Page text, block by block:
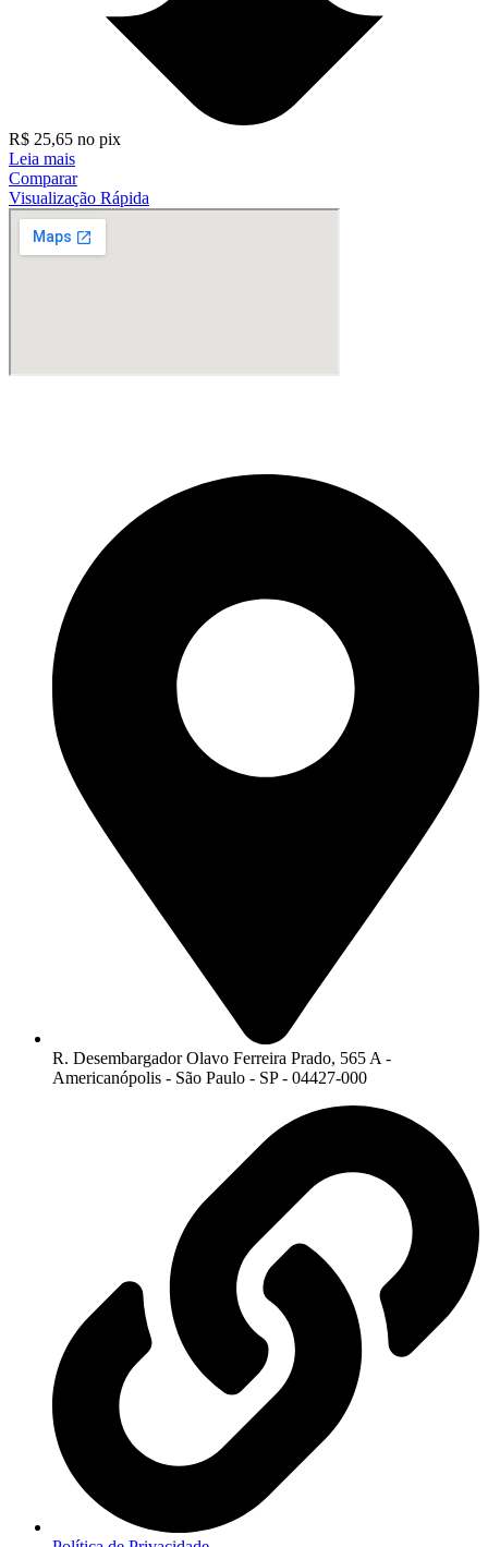
R$ 25,65 no pix
Leia mais
Comparar
Visualização Rápida
R. Desembargador Olavo Ferreira Prado, 565 A -
Americanópolis - São Paulo - SP - 04427-000